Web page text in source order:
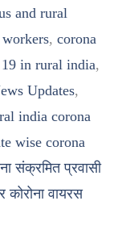
and rural
, corona
in rural india,
Updates,
india corona
wise corona
संक्रमित प्रवासी
वायरस